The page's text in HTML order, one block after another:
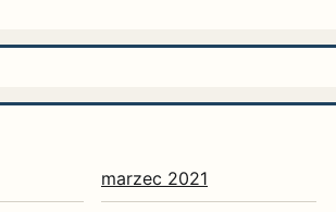
marzec 2021